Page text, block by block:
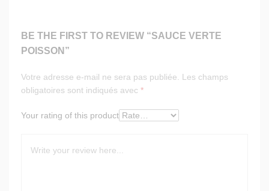
BE THE FIRST TO REVIEW “SAUCE VERTE
POISSON”
Votre adresse e-mail ne sera pas publiée. Les champs
obligatoires sont indiqués avec *
Your rating of this product